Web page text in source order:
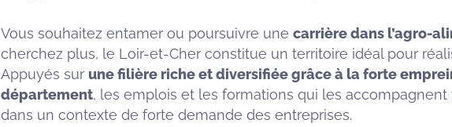
Vous souhaitez entamer ou poursuivre une carrière dans l’agro-
cherchez plus, le Loir-et-Cher constitue un territoire idéal pour
Appuyés sur une filière riche et diversifiée grâce à la forte
département, les emplois et les formations qui les
dans un contexte de forte demande des entreprises.